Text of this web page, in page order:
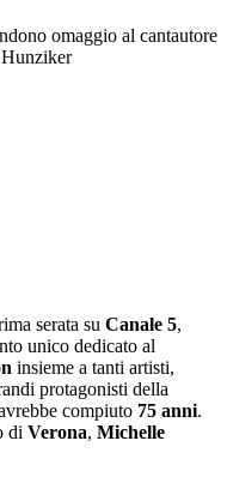
omaggio al cantautore
serata su Canale 5,
unico dedicato al
insieme a tanti artisti,
protagonisti della
compiuto 75 anni.
di Verona, Michelle